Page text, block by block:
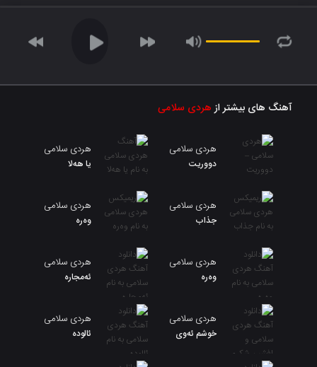
آهنگ های بیشتر ازهردی سلامی
هردی سلامی
دووریت
هردی سلامی
یا هەلا
هردی سلامی
جذاب
هردی سلامی
وەرە
هردی سلامی
وەرە
هردی سلامی
ئەمجارە
هردی سلامی
خوشم ئەوی
هردی سلامی
ئالوده